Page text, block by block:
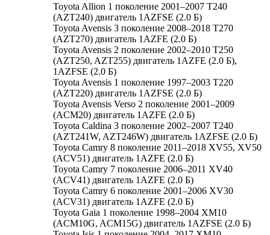
Toyota Allion 1 поколение 2001–2007 T240
(AZT240) двигатель 1AZFSE (2.0 Б)
Toyota Avensis 3 поколение 2008–2018 T270
(AZT270) двигатель 1AZFE (2.0 Б)
Toyota Avensis 2 поколение 2002–2010 T250
(AZT250, AZT255) двигатель 1AZFE (2.0 Б),
1AZFSE (2.0 Б)
Toyota Avensis 1 поколение 1997–2003 T220
(AZT220) двигатель 1AZFSE (2.0 Б)
Toyota Avensis Verso 2 поколение 2001–2009
(ACM20) двигатель 1AZFE (2.0 Б)
Toyota Caldina 3 поколение 2002–2007 T240
(AZT241W, AZT246W) двигатель 1AZFSE (2.0 Б)
Toyota Camry 8 поколение 2011–2018 XV55, XV50
(ACV51) двигатель 1AZFE (2.0 Б)
Toyota Camry 7 поколение 2006–2011 XV40
(ACV41) двигатель 1AZFE (2.0 Б)
Toyota Camry 6 поколение 2001–2006 XV30
(ACV31) двигатель 1AZFE (2.0 Б)
Toyota Gaia 1 поколение 1998–2004 XM10
(ACM10G, ACM15G) двигатель 1AZFSE (2.0 Б)